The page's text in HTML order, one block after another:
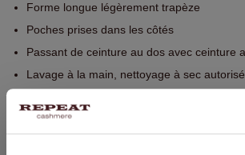
Forme longue légèrement trapèze
Poches prises dans les côtés
Passant de ceinture au dos avec ceinture
Lavage à la main, nettoyage à sec autorisé